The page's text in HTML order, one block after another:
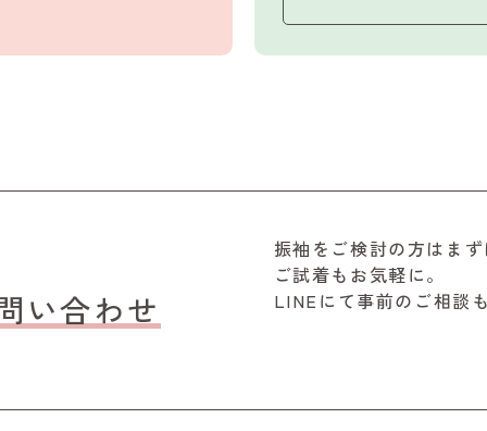
い合わせ
振袖をご検討の方はま
ご試着もお気軽に。
LINEにて事前のご相談